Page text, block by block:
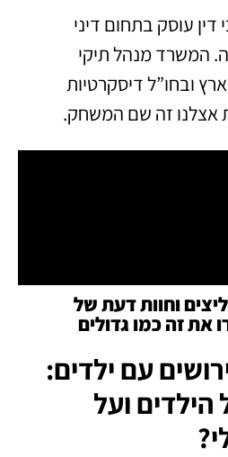
עוסק בתחום דיני
המשרד מנהל תיקי
ובחו”ל דיסקרטיות
אצלנו זה שם המשחק.
ממליצים וחוות דעת של
את זה כמו גדולים
עם ילדים:
ועל